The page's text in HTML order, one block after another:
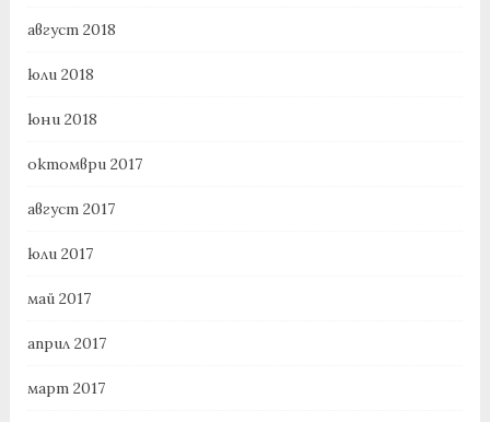
август 2018
юли 2018
юни 2018
октомври 2017
август 2017
юли 2017
май 2017
април 2017
март 2017